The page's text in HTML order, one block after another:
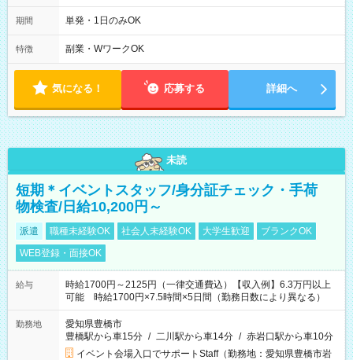
00 (休憩あり) ３６協定提出済 平均労働時間：1週間あたり22
時間 勤務日数は最大週２回となります。 (1)22：00～翌5：00
期間 単発・1日のみOK
特徴 副業・WワークOK
気になる！ 応募する 詳細へ
未読
短期＊イベントスタッフ/身分証チェック・手荷
物検査/日給10,200円～
派遣 職種未経験OK 社会人未経験OK 大学生歓迎
ブランクOK
WEB登録・面接OK
給与
時給1700円～2125円（一律交通費込）【収入例】6.3万円以上
可能 時給1700円×7.5時間×5日間（勤務日数により異なる）
勤務地
愛知県豊橋市
豊橋駅から車15分 / 二川駅から車14分 / 赤岩口駅から車10分
イベント会場入口でサポートStaff（勤務地：愛知県豊橋市岩